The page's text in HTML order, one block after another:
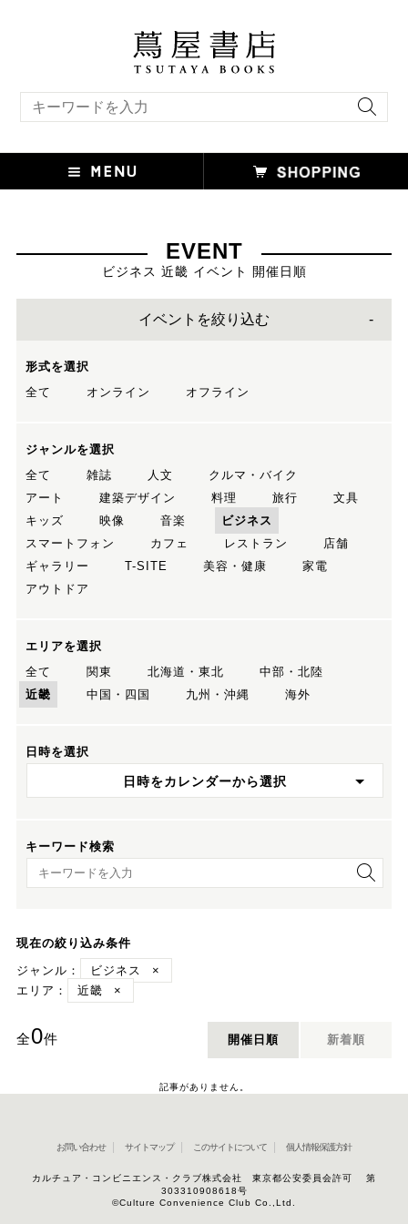
EVENT
ビジネス 近畿 イベント 開催日順
イベントを絞り込む
形式を選択
全て
オンライン オフライン
ジャンルを選択
全て
雑誌 人文
クルマ・バイク
アート
建築デザイン 料理 旅行
文具
キッズ
映像 音楽
ビジネス
スマートフォン
カフェ レストラン
店舗
ギャラリー
T-SITE 美容・健康
家電
アウトドア
エリアを選択
全て
関東 北海道・東北
中部・北陸
近畿
中国・四国 九州・沖縄 海外
日時を選択
日時をカレンダーから選択
キーワード検索
キーワード検索
現在の絞り込み条件
ジャンル：
ビジネス
×
エリア：
近畿 ×
全0件 開催日順 新着順
記事がありません。
お問い合わせ サイトマップ このサイトについて 個人情報保護方針
カルチュア・コンビニエンス・クラブ株式会社 東京都公安委員会許可 第
303310908618号
©Culture Convenience Club Co.,Ltd.